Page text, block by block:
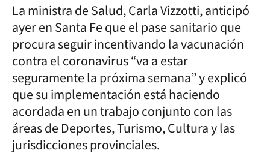
La ministra de Salud, Carla Vizzotti, anticipó
ayer en Santa Fe que el pase sanitario que
procura seguir incentivando la vacunación
contra el coronavirus “va a estar
seguramente la próxima semana” y explicó
que su implementación está haciendo
acordada en un trabajo conjunto con las
áreas de Deportes, Turismo, Cultura y las
jurisdicciones provinciales.